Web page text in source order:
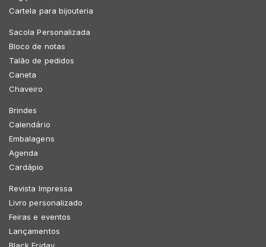
Cartela para bijouteria
Sacola Personalizada
Bloco de notas
Talão de pedidos
Caneta
Chaveiro
Brindes
Calendário
Embalagens
Agenda
Cardápio
Revista Impressa
Livro personalizado
Feiras e eventos
Lançamentos
Black Friday